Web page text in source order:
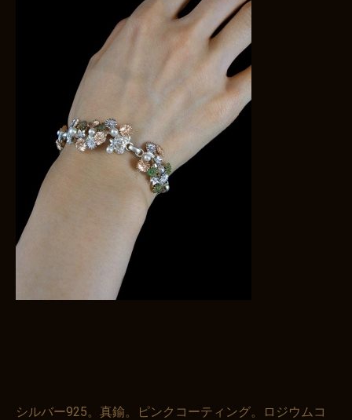
シルバー925。真鍮。ピンクコーティング。ロジウムコ